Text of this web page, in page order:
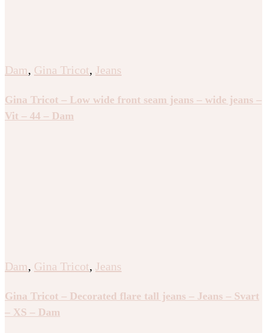
Dam, Gina Tricot, Jeans
Gina Tricot – Low wide front seam jeans – wide jeans –
Vit – 44 – Dam
Dam, Gina Tricot, Jeans
Gina Tricot – Decorated flare tall jeans – Jeans – Svart
– XS – Dam